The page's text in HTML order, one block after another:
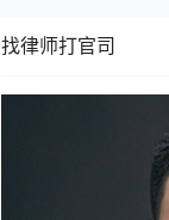
找律师打官司